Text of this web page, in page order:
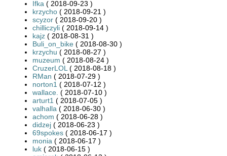
Ifka ( 2018-09-23 )
krzycho ( 2018-09-21 )
scyzor ( 2018-09-20 )
chilliczyli ( 2018-09-14 )
kajz ( 2018-08-31 )
Buli_on_bike ( 2018-08-30 )
krzychu ( 2018-08-27 )
muzeum ( 2018-08-24 )
CruzerLOL ( 2018-08-18 )
RMan ( 2018-07-29 )
norton1 ( 2018-07-12 )
wallace. ( 2018-07-10 )
arturt1 ( 2018-07-05 )
valhalla ( 2018-06-30 )
achom ( 2018-06-28 )
didzej ( 2018-06-23 )
69spokes ( 2018-06-17 )
monia ( 2018-06-17 )
luk ( 2018-06-15 )